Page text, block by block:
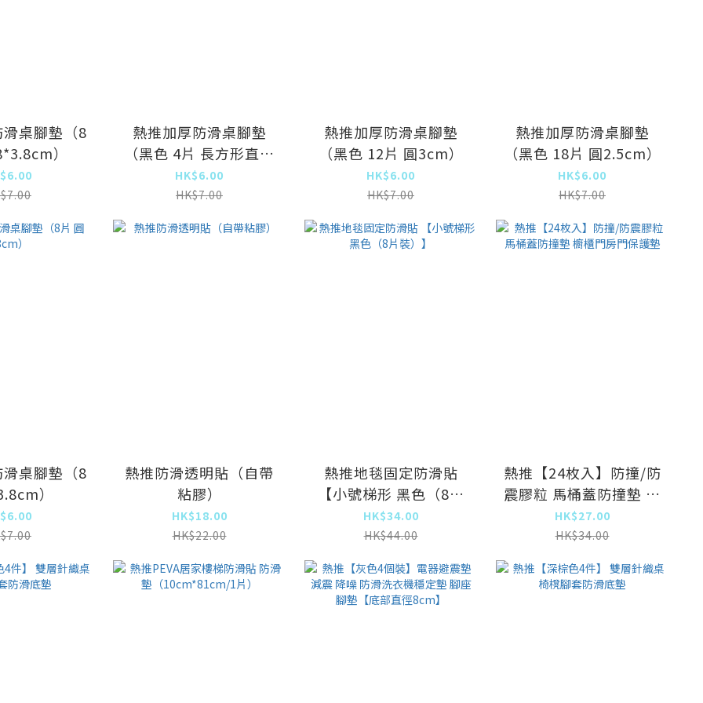
桌腳墊（8
）
熱推加厚防滑桌腳墊
（黑色 4片 長方形直徑
85*42mm）
HK$6.00
HK$7.00
熱推加厚防滑桌腳墊
（黑色 12片 圓3cm）
HK$6.00
HK$7.00
熱推加厚防滑桌腳墊
（黑色 18片 圓2.5cm）
HK$6.00
HK$7.00
桌腳墊（8
）
熱推防滑透明貼（自帶
粘膠）
HK$18.00
HK$22.00
熱推地毯固定防滑貼
【小號梯形 黑色（8片
裝）】
HK$34.00
HK$44.00
熱推【24枚入】防撞/防
震膠粒 馬桶蓋防撞墊 櫥
櫃門房門保護墊
HK$27.00
HK$34.00